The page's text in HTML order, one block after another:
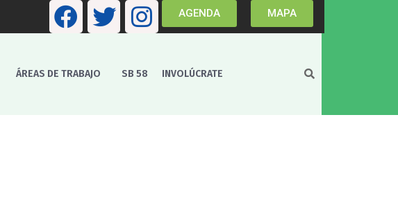
AGENDA MAPA
ÁREAS DE TRABAJO SB 58 INVOLÚCRATE